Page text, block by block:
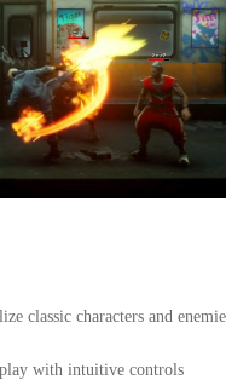
classic characters and
with intuitive controls